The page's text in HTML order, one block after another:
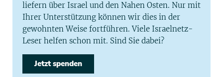
liefern über Israel und den Nahen Osten. Nur mit
Ihrer Unterstützung können wir dies in der
gewohnten Weise fortführen. Viele Israelnetz-
Leser helfen schon mit. Sind Sie dabei?
Jetzt spenden